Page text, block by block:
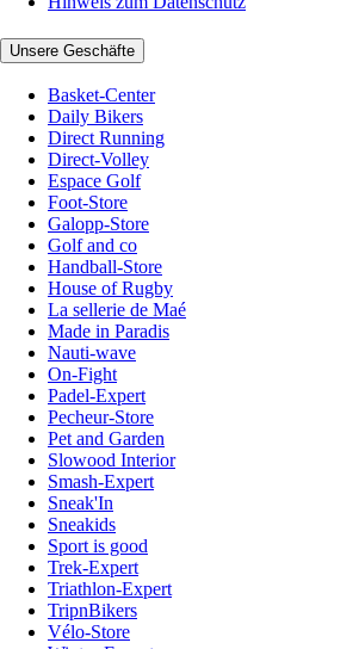
Unsere Geschäfte
Basket-Center
Daily Bikers
Direct Running
Direct-Volley
Espace Golf
Foot-Store
Galopp-Store
Golf and co
Handball-Store
House of Rugby
La sellerie de Maé
Made in Paradis
Nauti-wave
On-Fight
Padel-Expert
Pecheur-Store
Pet and Garden
Slowood Interior
Smash-Expert
Sneak'In
Sneakids
Sport is good
Trek-Expert
Triathlon-Expert
TripnBikers
Vélo-Store